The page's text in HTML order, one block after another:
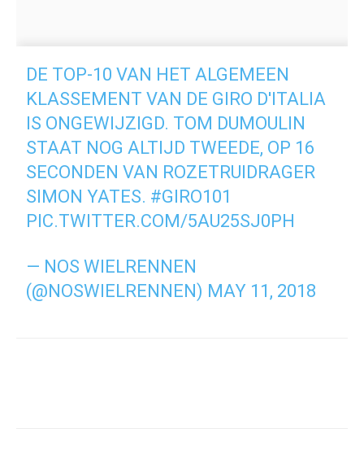
DE TOP-10 VAN HET ALGEMEEN
KLASSEMENT VAN DE GIRO D'ITALIA
IS ONGEWIJZIGD. TOM DUMOULIN
STAAT NOG ALTIJD TWEEDE, OP 16
SECONDEN VAN ROZETRUIDRAGER
SIMON YATES. #GIRO101
PIC.TWITTER.COM/5AU25SJ0PH
— NOS WIELRENNEN
(@NOSWIELRENNEN) MAY 11, 2018